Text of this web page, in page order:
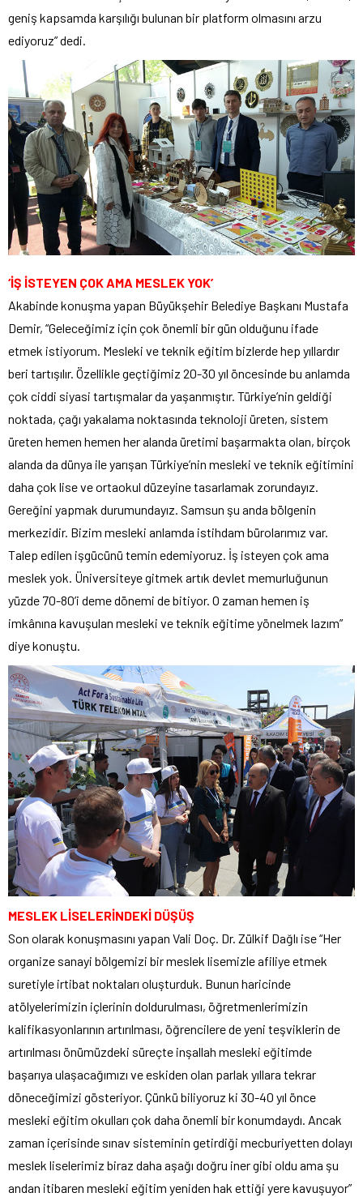
geniş kapsamda karşılığı bulunan bir platform olmasını arzu
ediyoruz” dedi.
‘İŞ İSTEYEN ÇOK AMA MESLEK YOK’
Akabinde konuşma yapan Büyükşehir Belediye Başkanı Mustafa
Demir, “Geleceğimiz için çok önemli bir gün olduğunu ifade
etmek istiyorum. Mesleki ve teknik eğitim bizlerde hep yıllardır
beri tartışılır. Özellikle geçtiğimiz 20-30 yıl öncesinde bu anlamda
çok ciddi siyasi tartışmalar da yaşanmıştır. Türkiye’nin geldiği
noktada, çağı yakalama noktasında teknoloji üreten, sistem
üreten hemen hemen her alanda üretimi başarmakta olan, birçok
alanda da dünya ile yarışan Türkiye’nin mesleki ve teknik eğitimini
daha çok lise ve ortaokul düzeyine tasarlamak zorundayız.
Gereğini yapmak durumundayız. Samsun şu anda bölgenin
merkezidir. Bizim mesleki anlamda istihdam bürolarımız var.
Talep edilen işgücünü temin edemiyoruz. İş isteyen çok ama
meslek yok. Üniversiteye gitmek artık devlet memurluğunun
yüzde 70-80’i deme dönemi de bitiyor. O zaman hemen iş
imkânına kavuşulan mesleki ve teknik eğitime yönelmek lazım”
diye konuştu.
MESLEK LİSELERİNDEKİ DÜŞÜŞ
Son olarak konuşmasını yapan Vali Doç. Dr. Zülkif Dağlı ise “Her
organize sanayi bölgemizi bir meslek lisemizle afiliye etmek
suretiyle irtibat noktaları oluşturduk. Bunun haricinde
atölyelerimizin içlerinin doldurulması, öğretmenlerimizin
kalifikasyonlarının artırılması, öğrencilere de yeni teşviklerin de
artırılması önümüzdeki süreçte inşallah mesleki eğitimde
başarıya ulaşacağımızı ve eskiden olan parlak yıllara tekrar
döneceğimizi gösteriyor. Çünkü biliyoruz ki 30-40 yıl önce
mesleki eğitim okulları çok daha önemli bir konumdaydı. Ancak
zaman içerisinde sınav sisteminin getirdiği mecburiyetten dolayı
meslek liselerimiz biraz daha aşağı doğru iner gibi oldu ama şu
andan itibaren mesleki eğitim yeniden hak ettiği yere kavuşuyor”